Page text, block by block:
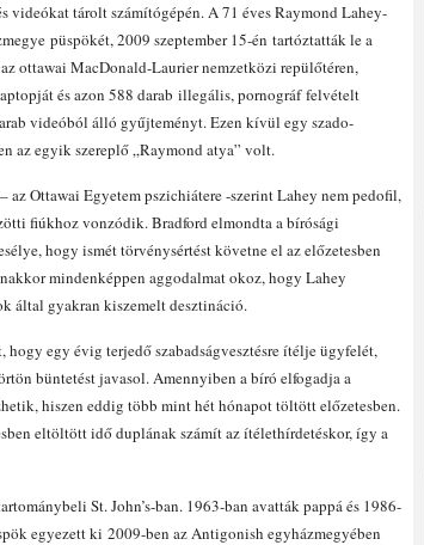
videókat tárolt számítógépén. A 71 éves Raymond Lahey-
püspökét, 2009 szeptember 15-én tartóztatták le a
ottawai MacDonald-Laurier nemzetközi repülőtéren,
és azon 588 darab illegális, pornográf felvételt
videóból álló gyűjteményt.Ezen kívül egy szado-
az egyik szereplő „Raymond atya” volt.
az Ottawai Egyetem pszichiátere -szerint Lahey nem pedofil,
fiúkhoz vonzódik. Bradford elmondta a bírósági
hogy ismét törvénysértést követne el az előzetesben
mindenképpen aggodalmat okoz, hogy Lahey
által gyakran kiszemelt desztináció.
egy évig terjedő szabadságvesztésre ítélje ügyfelét,
büntetést javasol. Amennyiben a bíró elfogadja a
hiszen eddig több mint hét hónapot töltött előzetesben.
eltöltött idő duplának számít az ítélethírdetéskor, így a
St. John’s-ban. 1963-ban avatták pappá és 1986-
egyezett ki 2009-ben az Antigonish egyházmegyében